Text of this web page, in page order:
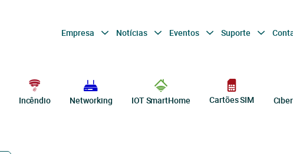
Empresa Notícias Eventos Suporte
Incêndio Networking IOT SmartHome Cartões SIM